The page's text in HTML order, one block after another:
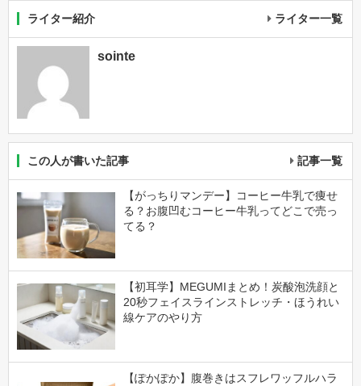
ライター紹介 ライター一覧
sointe
この人が書いた記事 記事一覧
【がっちりマンデー】コーヒー牛乳で痩せ
る？お腹凹むコーヒー牛乳ってどこで売っ
てる？
【初耳学】MEGUMIまとめ！炭酸泡洗顔と
20秒フェイスラインストレッチ・ほうれい
線ケアのやり方
【ぽかぽか】腹巻きはスフレワッフルハラ